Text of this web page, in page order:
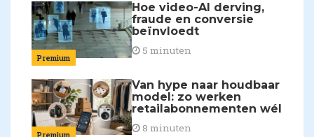
Premium
Hoe video-AI derving,
fraude en conversie
beïnvloedt
5 minuten
Premium
Van hype naar houdbaar
model: zo werken
retailabonnementen wél
8 minuten